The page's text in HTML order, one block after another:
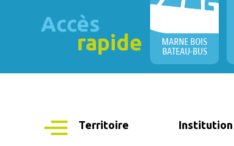
Accès
rapide MARNE BOIS
BATEAU-BUS
Territoire Institution